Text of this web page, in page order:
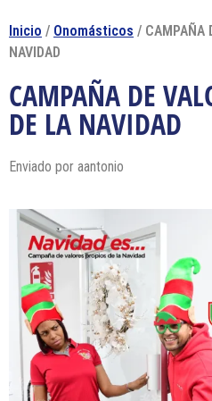
Inicio / Onomásticos / CAMPAÑA
NAVIDAD
CAMPAÑA DE
DE LA NAVIDAD
Enviado por aantonio